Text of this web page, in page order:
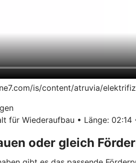
is/content/atruvia/
für Wiederaufbau • Länge:
oder gleich